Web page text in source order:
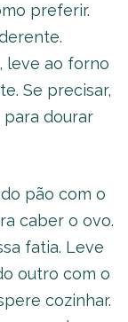
preferir.
leve ao forno
Se precisar,
dourar
pão com o
caber o ovo.
fatia. Leve
outro com o
cozinhar.